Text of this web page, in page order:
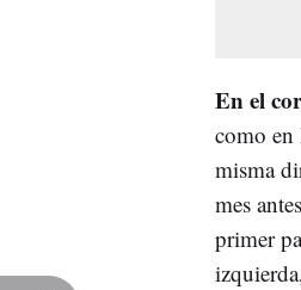
En el
como en
misma
mes
primer